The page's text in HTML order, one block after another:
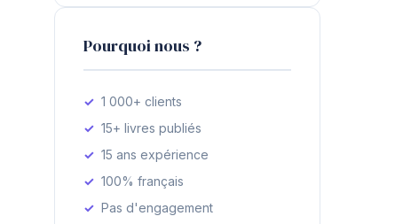
Pourquoi nous ?
1 000+ clients
15+ livres publiés
15 ans expérience
100% français
Pas d'engagement